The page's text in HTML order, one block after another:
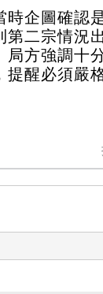
企圖確認
二宗情況
方強調十
醒必須嚴